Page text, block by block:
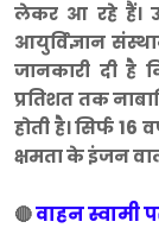
लेकर आ रहे हैं।
आयुर्विज्ञान
जानकारी दी
प्रतिशत तक
होती है। सिर्फ
क्षमता के इंजन
🔴वाहन स्वामी